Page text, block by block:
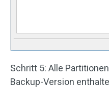
Schritt 5: Alle
Backup-Version